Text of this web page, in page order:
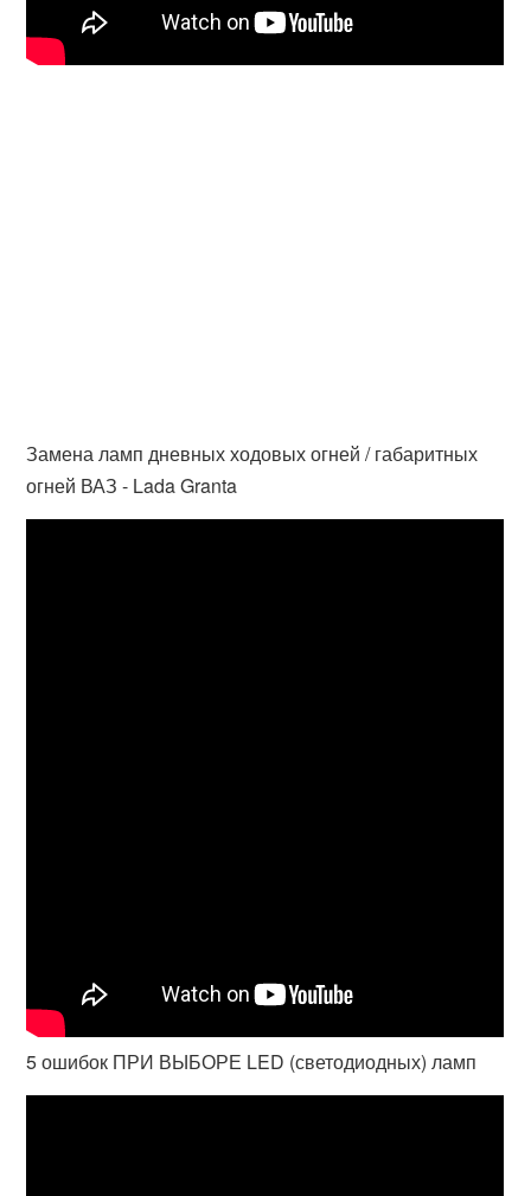
Замена ламп дневных ходовых огней / габаритных
огней ВАЗ - Lada Granta
5 ошибок ПРИ ВЫБОРЕ LED (светодиодных) ламп